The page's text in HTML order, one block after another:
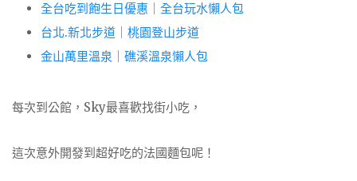
全台吃到飽生日優惠
全台玩水懶人包
台北.新北步道
桃園登山步道
金山萬里溫泉
礁溪溫泉懶人包
每次到公館，Sky最喜歡找街小吃，
這次意外開發到超好吃的法國麵包呢！